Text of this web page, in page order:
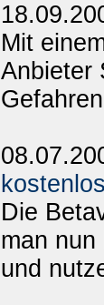
Mit
Anbieter
kostenlos
Die
man
und